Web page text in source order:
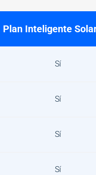
Plan Inteligente
Sí
Sí
Sí
Sí